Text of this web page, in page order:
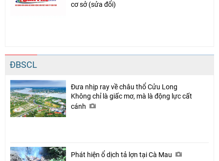
cơ sở (sửa đổi)
ĐBSCL
Đưa nhịp ray về châu thổ Cửu Long
Không chỉ là giấc mơ, mà là động lực cất
cánh
Phát hiện ổ dịch tả lợn tại Cà Mau